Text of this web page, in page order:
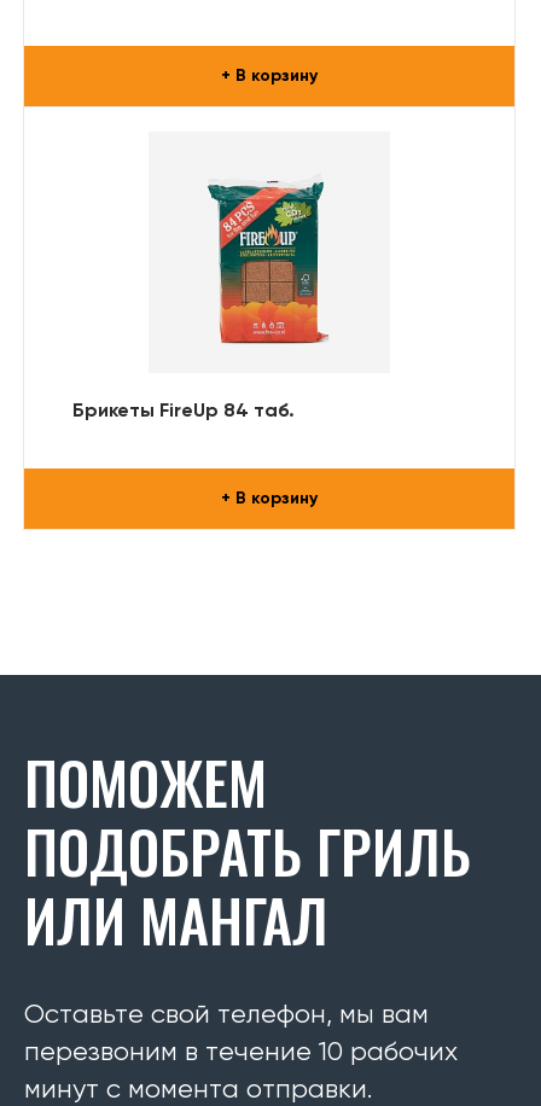
+ В корзину
Брикеты FireUp 84 таб.
+ В корзину
ПОМОЖЕМ
ПОДОБРАТЬ ГРИЛЬ
ИЛИ МАНГАЛ
Оставьте свой телефон, мы вам
перезвоним в течение 10 рабочих
минут с момента отправки.